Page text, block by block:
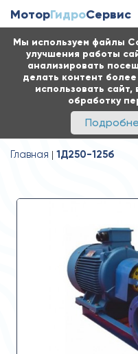
Мы используем файлы
улучшения работы
анализировать
делать контент
использовать
обработку
МоторГидроСервис
Главная 1Д250-125б